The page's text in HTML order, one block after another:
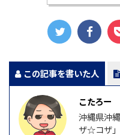
この記事を書いた人
こたろー
沖縄県沖
ザ☆コザ」